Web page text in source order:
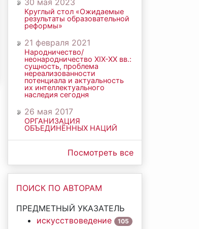
30 мая 2023
Круглый стол «Ожидаемые
результаты образовательной
реформы»
21 февраля 2021
Народничество/
неонародничество ХIХ-ХХ вв.:
сущность, проблема
нереализованности
потенциала и актуальность
их интеллектуального
наследия сегодня
26 мая 2017
ОРГАНИЗАЦИЯ
ОБЪЕДИНЁННЫХ НАЦИЙ
Посмотреть все
ПОИСК ПО АВТОРАМ
ПРЕДМЕТНЫЙ УКАЗАТЕЛЬ
искусствоведение
105